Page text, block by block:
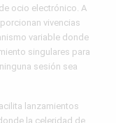
ocio electrónico. A
vivencias
variable donde
singulares para
sesión sea
lanzamientos
la celeridad de